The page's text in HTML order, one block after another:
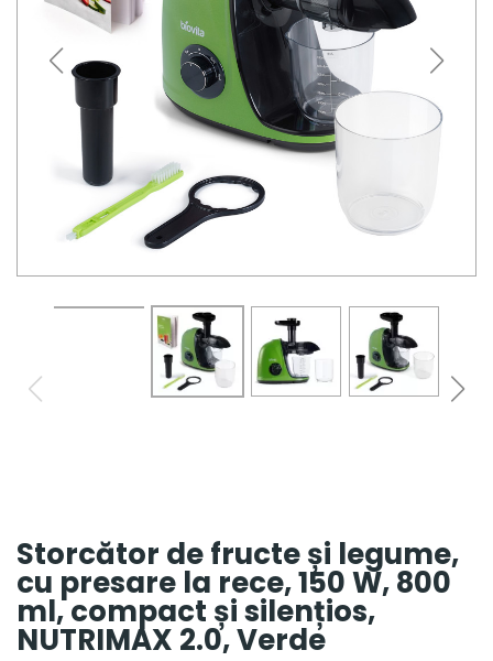
Storcător de fructe și legume,
cu presare la rece, 150 W, 800
ml, compact și silențios,
NUTRIMAX 2.0, Verde